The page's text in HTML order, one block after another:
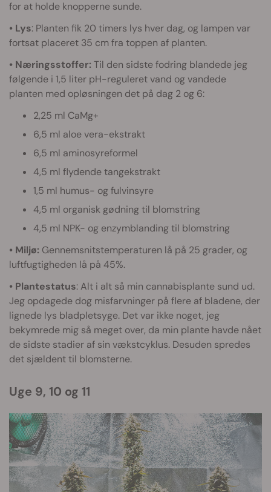
for at holde knopperne sunde.
• Lys: Planten fik 20 timers lys hver dag, og lampen var
fortsat placeret 35 cm fra toppen af planten.
• Næringsstoffer: Til den sidste fodring blandede jeg
følgende i 1,5 liter pH-reguleret vand og vandede
planten med opløsningen det på dag 2 og 6:
2,25 ml CaMg+
6,5 ml aloe vera-ekstrakt
6,5 ml aminosyreformel
4,5 ml flydende tangekstrakt
1,5 ml humus- og fulvinsyre
4,5 ml organisk gødning til blomstring
4,5 ml NPK- og enzymblanding til blomstring
• Miljø: Gennemsnitstemperaturen lå på 25 grader, og
luftfugtigheden lå på 45%.
• Plantestatus: Alt i alt så min cannabisplante sund ud.
Jeg opdagede dog misfarvninger på flere af bladene, der
lignede lys bladpletsyge. Det var ikke noget, jeg
bekymrede mig så meget over, da min plante havde nået
de sidste stadier af sin vækstcyklus. Desuden spredes
det sjældent til blomsterne.
Uge 9, 10 og 11